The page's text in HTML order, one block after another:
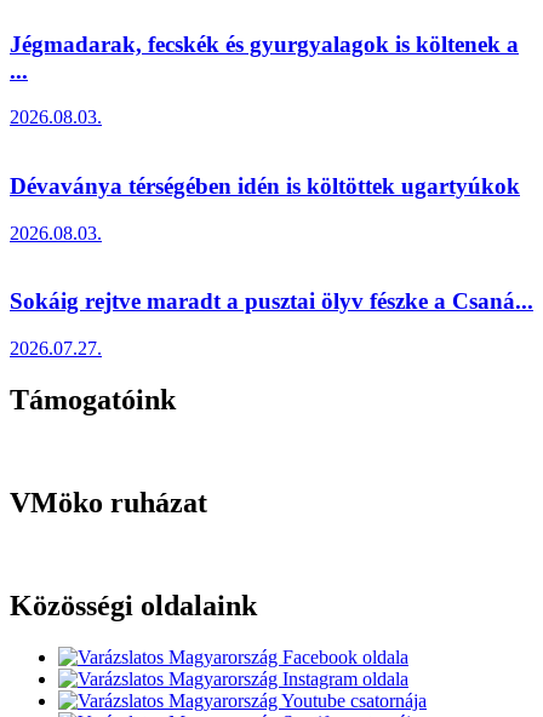
Jégmadarak, fecskék és gyurgyalagok is költenek a
...
2026.08.03.
Dévaványa térségében idén is költöttek ugartyúkok
2026.08.03.
Sokáig rejtve maradt a pusztai ölyv fészke a Csaná...
2026.07.27.
Támogatóink
VMöko ruházat
Közösségi oldalaink